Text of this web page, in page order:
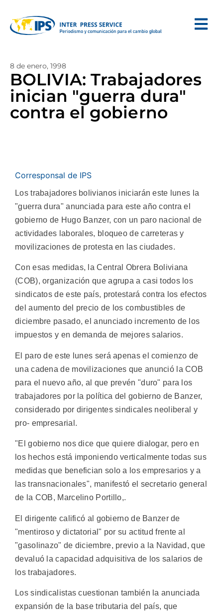
8 de enero, 1998
BOLIVIA: Trabajadores
inician "guerra dura"
contra el gobierno
Corresponsal de IPS
Los trabajadores bolivianos iniciarán este lunes la
"guerra dura" anunciada para este año contra el
gobierno de Hugo Banzer, con un paro nacional de
actividades laborales, bloqueo de carreteras y
movilizaciones de protesta en las ciudades.
Con esas medidas, la Central Obrera Boliviana
(COB), organización que agrupa a casi todos los
sindicatos de este país, protestará contra los efectos
del aumento del precio de los combustibles de
diciembre pasado, el anunciado incremento de los
impuestos y en demanda de mejores salarios.
El paro de este lunes será apenas el comienzo de
una cadena de movilizaciones que anunció la COB
para el nuevo año, al que prevén "duro" para los
trabajadores por la política del gobierno de Banzer,
considerado por dirigentes sindicales neoliberal y
pro- empresarial.
"El gobierno nos dice que quiere dialogar, pero en
los hechos está imponiendo verticalmente todas sus
medidas que benefician solo a los empresarios y a
las transnacionales", manifestó el secretario general
de la COB, Marcelino Portillo,.
El dirigente calificó al gobierno de Banzer de
"mentiroso y dictatorial" por su actitud frente al
"gasolinazo" de diciembre, previo a la Navidad, que
devaluó la capacidad adquisitiva de los salarios de
los trabajadores.
Los sindicalistas cuestionan también la anunciada
expansión de la base tributaria del país, que